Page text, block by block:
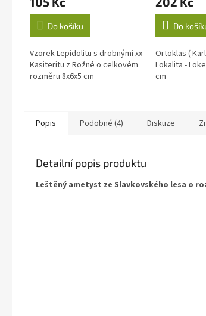
Do košíku
Vzorek Lepidolitu s drobnými xx
Kasiteritu z Rožné o celkovém
rozměru 8x6x5 cm
Do
Ortoklas (
Lokalita -
cm
Popis Podobné (4) Diskuze
Detailní popis produktu
Leštěný ametyst ze Slavkovského lesa o